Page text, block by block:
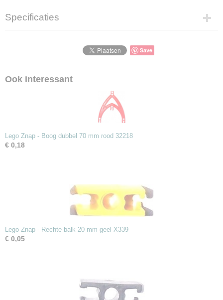
Specificaties
Save
Ook interessant
Lego Znap - Boog dubbel 70 mm rood 32218
€ 0,18
Lego Znap - Rechte balk 20 mm geel X339
€ 0,05